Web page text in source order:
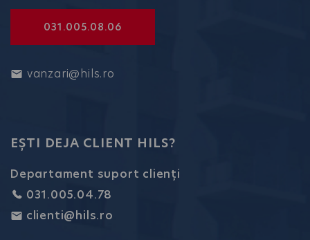
031.005.08.06
vanzari@hils.ro
EȘTI DEJA CLIENT HILS?
Departament suport clienți
031.005.04.78
clienti@hils.ro